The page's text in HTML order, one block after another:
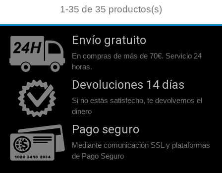
1-35 de 35 productos(s)
Envío gratuito
En compras de más de 70€. Servicio 24
horas.
Devoluciones 14 días
Si no estás satisfecho, te devolvemos el
dinero
Pago seguro
Mediante comunicación SSL y plataformas
de Pago Seguro